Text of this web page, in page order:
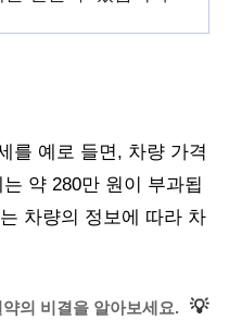
를 예로 들면, 차량 가격
약 280만 원이 부과됩
차량의 정보에 따라 차
의 비결을 알아보세요. 💡